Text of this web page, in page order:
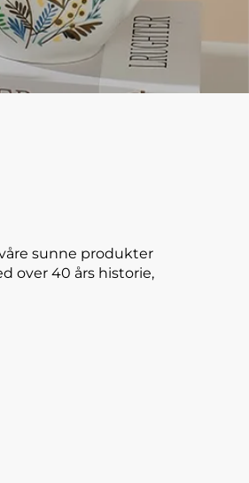
sunne produkter
over 40 års historie,